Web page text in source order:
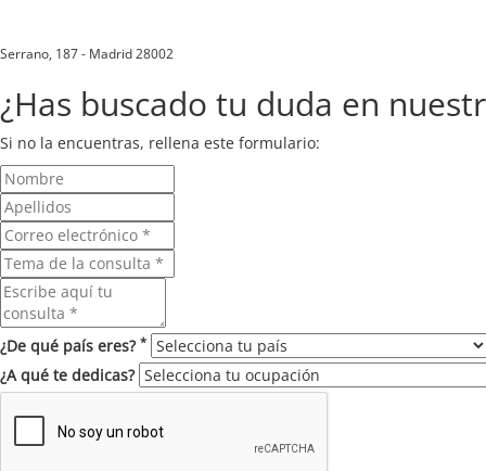
Serrano, 187 - Madrid 28002
¿Has buscado tu duda en
Si no la encuentras, rellena este formulario:
¿De qué país eres? *
¿A qué te dedicas?